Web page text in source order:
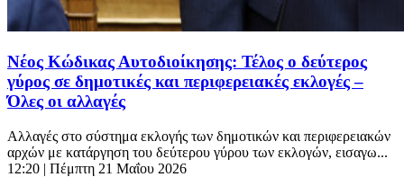
Νέος Κώδικας Αυτοδιοίκησης: Τέλος ο δεύτερος
γύρος σε δημοτικές και περιφερειακές εκλογές –
Όλες οι αλλαγές
Αλλαγές στο σύστημα εκλογής των δημοτικών και περιφερειακών
αρχών με κατάργηση του δεύτερου γύρου των εκλογών, εισαγω...
12:20 | Πέμπτη 21 Μαΐου 2026